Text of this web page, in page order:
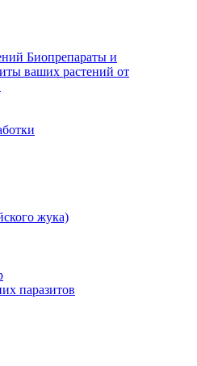
Биопрепараты и
ваших растений от
жука)
паразитов